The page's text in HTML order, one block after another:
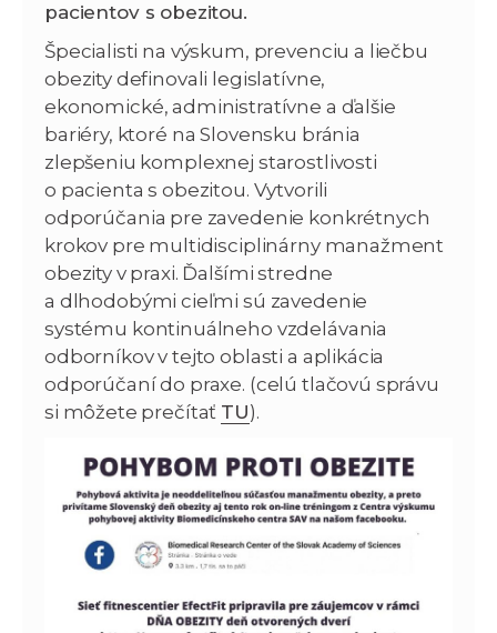
pacientov s obezitou.
Špecialisti na výskum, prevenciu a liečbu
obezity definovali legislatívne,
ekonomické, administratívne a ďalšie
bariéry, ktoré na Slovensku bránia
zlepšeniu komplexnej starostlivosti
o pacienta s obezitou. Vytvorili
odporúčania pre zavedenie konkrétnych
krokov pre multidisciplinárny manažment
obezity v praxi. Ďalšími stredne
a dlhodobými cieľmi sú zavedenie
systému kontinuálneho vzdelávania
odborníkov v tejto oblasti a aplikácia
odporúčaní do praxe. (celú tlačovú správu
si môžete prečítať TU).